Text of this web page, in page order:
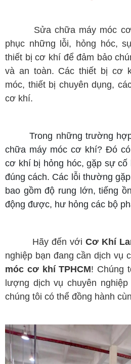
Sửa chữa máy móc
phục những lỗi, hỏng hóc,
thiết bị cơ khí để đảm bảo
và an toàn. Các thiết bị cơ
móc, thiết bị chuyên dụng,
cơ khí.
Trong những trường
chữa máy móc cơ khí? Đó
cơ khí bị hỏng hóc, gặp sự cố
đúng cách. Các lỗi thường
bao gồm độ rung lớn, tiếng
động được, hư hỏng các bộ
Hãy đến với Cơ Khí
nghiệp bạn đang cần dịch vụ
móc cơ khí TPHCM! Chúng
lượng dịch vụ chuyên
chúng tôi có thể đồng hành